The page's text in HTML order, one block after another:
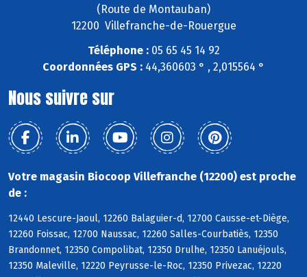
(Route de Montauban)
12200 Villefranche-de-Rouergue
Téléphone :05 65 45 14 92
Coordonnées GPS : 44,360603 ° , 2,015564 °
Nous suivre sur
Votre magasin Biocoop Villefranche (12200) est proche
de :
12440 Lescure-Jaoul, 12260 Balaguier-d, 12700 Causse-et-Diège,
12260 Foissac, 12700 Naussac, 12260 Salles-Courbatiès, 12350
Brandonnet, 12350 Compolibat, 12350 Drulhe, 12350 Lanuéjouls,
12350 Maleville, 12220 Peyrusse-le-Roc, 12350 Privezac, 12220